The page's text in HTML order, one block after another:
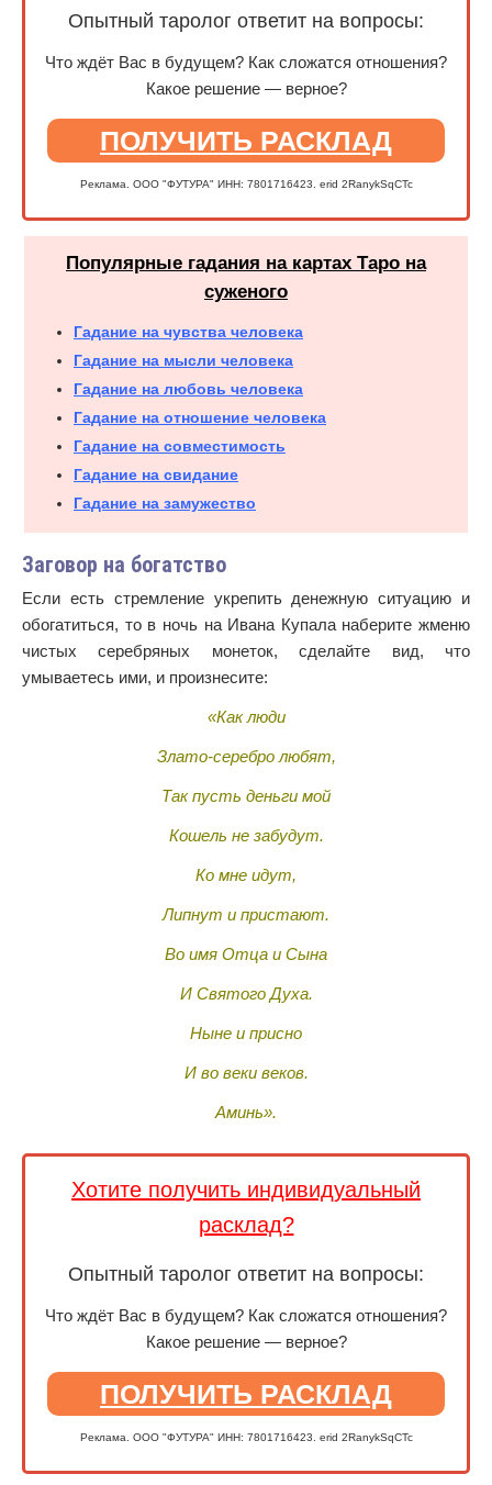
Опытный таролог ответит на вопросы:
Что ждёт Вас в будущем? Как сложатся отношения?
Какое решение — верное?
ПОЛУЧИТЬ РАСКЛАД
Реклама. ООО "ФУТУРА" ИНН: 7801716423. erid 2RanykSqCTc
Популярные гадания на картах Таро на
суженого
Гадание на чувства человека
Гадание на мысли человека
Гадание на любовь человека
Гадание на отношение человека
Гадание на совместимость
Гадание на свидание
Гадание на замужество
Заговор на богатство
Если есть стремление укрепить денежную ситуацию и
обогатиться, то в ночь на Ивана Купала наберите жменю
чистых серебряных монеток, сделайте вид, что
умываетесь ими, и произнесите:
«Как люди
Злато-серебро любят,
Так пусть деньги мой
Кошель не забудут.
Ко мне идут,
Липнут и пристают.
Во имя Отца и Сына
И Святого Духа.
Ныне и присно
И во веки веков.
Аминь».
Хотите получить индивидуальный
расклад?
Опытный таролог ответит на вопросы:
Что ждёт Вас в будущем? Как сложатся отношения?
Какое решение — верное?
ПОЛУЧИТЬ РАСКЛАД
Реклама. ООО "ФУТУРА" ИНН: 7801716423. erid 2RanykSqCTc